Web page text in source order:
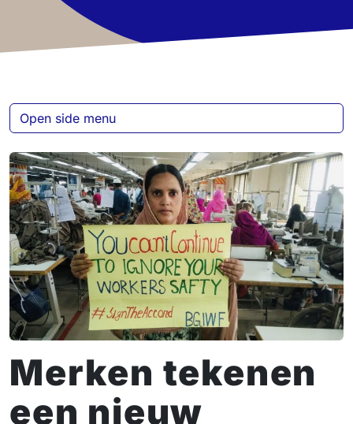
Merken tekenen
een nieuw
Open side menu